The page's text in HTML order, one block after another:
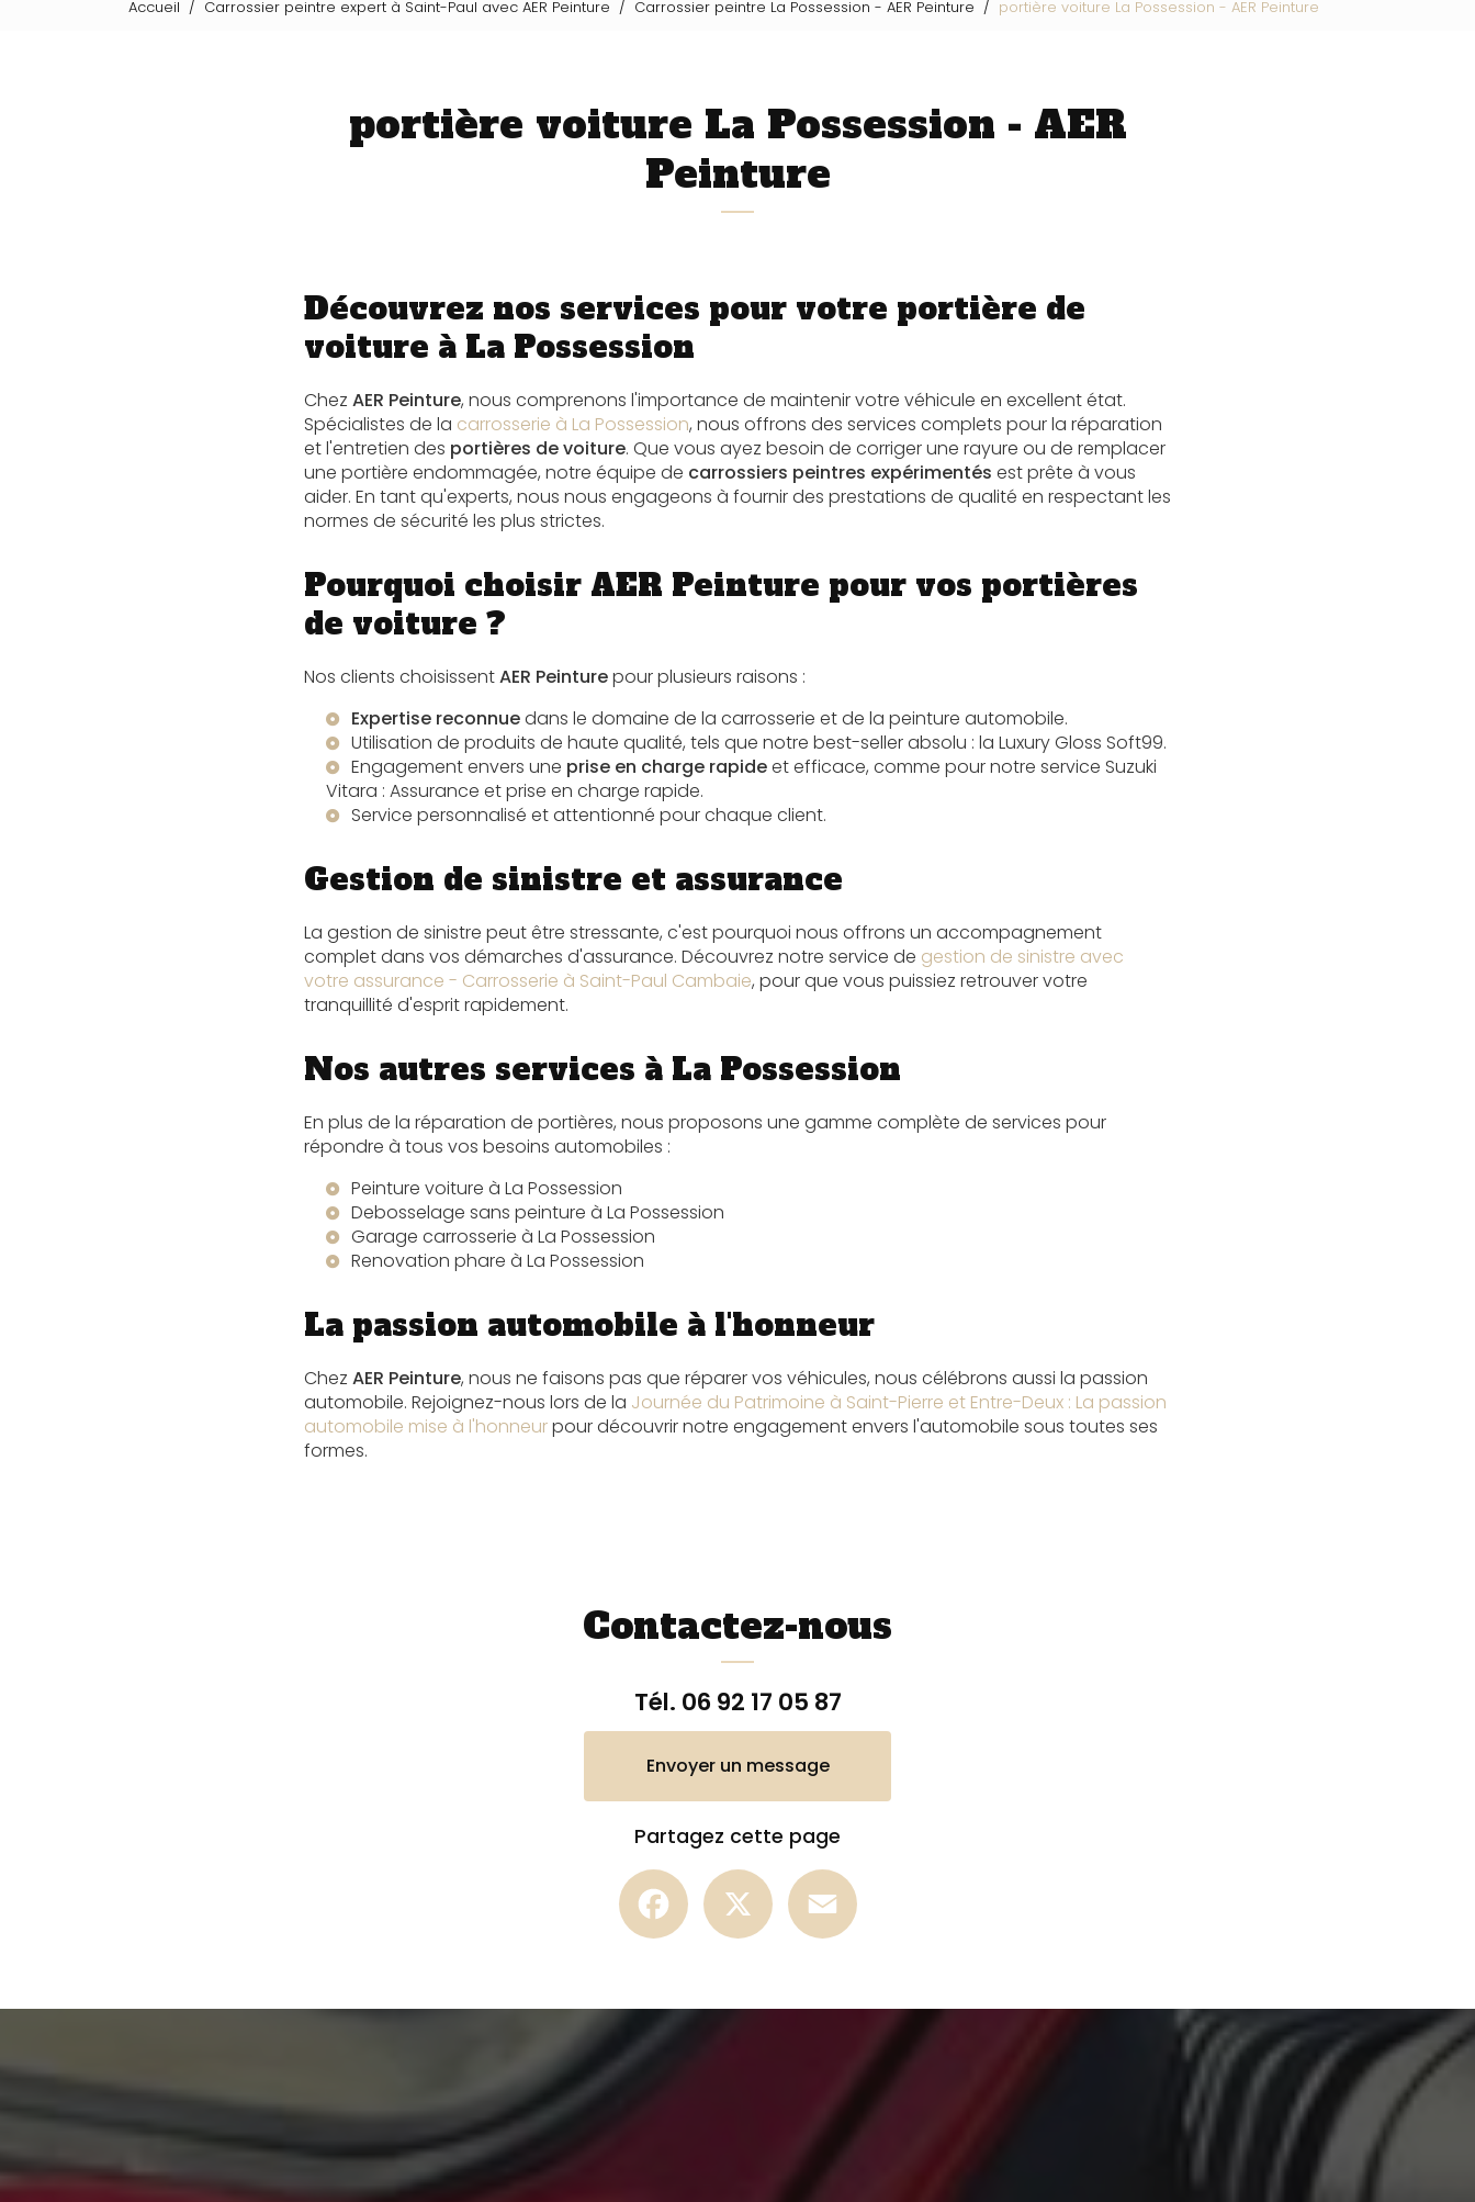
Accueil Carrossier peintre expert à Saint-Paul avec AER Peinture Carrossier peintre La Possession - AER Peinture portière voiture La Possession - AER Peinture
portière voiture La Possession - AER
Peinture
Découvrez nos services pour votre portière de
voiture à La Possession
Chez AER Peinture, nous comprenons l'importance de maintenir votre véhicule en excellent état.
Spécialistes de la carrosserie à La Possession, nous offrons des services complets pour la réparation
et l'entretien des portières de voiture. Que vous ayez besoin de corriger une rayure ou de remplacer
une portière endommagée, notre équipe de carrossiers peintres expérimentés est prête à vous
aider. En tant qu'experts, nous nous engageons à fournir des prestations de qualité en respectant les
normes de sécurité les plus strictes.
Pourquoi choisir AER Peinture pour vos portières
de voiture ?
Nos clients choisissentAER Peinturepour plusieurs raisons :
Expertise reconnuedans le domaine de la carrosserie et de la peinture automobile.
Utilisation de produits de haute qualité, tels que notre best-seller absolu : la Luxury Gloss Soft99.
Engagement envers une prise en charge rapideet efficace, comme pour notre service Suzuki
Vitara : Assurance et prise en charge rapide.
Service personnalisé et attentionné pour chaque client.
Gestion de sinistre et assurance
La gestion de sinistre peut être stressante, c'est pourquoi nous offrons un accompagnement
complet dans vos démarches d'assurance. Découvrez notre service de gestion de sinistre avec
votre assurance - Carrosserie à Saint-Paul Cambaie, pour que vous puissiez retrouver votre
tranquillité d'esprit rapidement.
Nos autres services à La Possession
En plus de la réparation de portières, nous proposons une gamme complète de services pour
répondre à tous vos besoins automobiles :
Peinture voiture à La Possession
Debosselage sans peinture à La Possession
Garage carrosserie à La Possession
Renovation phare à La Possession
La passion automobile à l'honneur
Chez AER Peinture, nous ne faisons pas que réparer vos véhicules, nous célébrons aussi la passion
automobile. Rejoignez-nous lors de la Journée du Patrimoine à Saint-Pierre et Entre-Deux : La passion
automobile mise à l'honneurpour découvrir notre engagement envers l'automobile sous toutes ses
formes.
Contactez-nous
Tél. 06 92 17 05 87
Envoyer un message
Partagez cette page
Facebook